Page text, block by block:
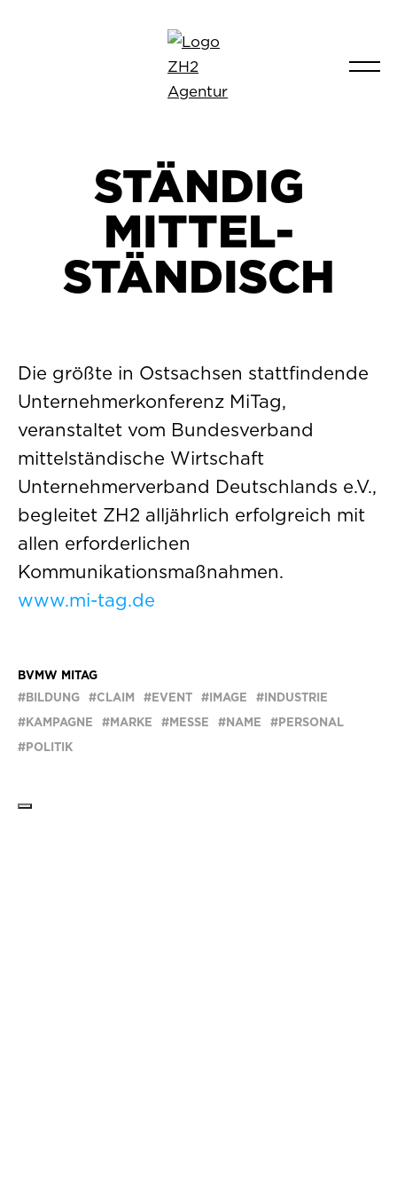
STÄNDIG
MITTEL­
STÄNDISCH
Die größte in Ostsachsen stattfindende
Unternehmerkonferenz MiTag,
veranstaltet vom Bundesverband
mittelständische Wirtschaft
Unternehmerverband Deutschlands e.V.,
begleitet ZH2 alljährlich erfolgreich mit
allen erforderlichen
Kommunikationsmaßnahmen.
www.mi-tag.de
BVMW MITAG
BILDUNG
CLAIM EVENT IMAGE
INDUSTRIE
KAMPAGNE
MARKE MESSE NAME
PERSONAL
POLITIK